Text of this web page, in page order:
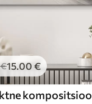
€15.00 €